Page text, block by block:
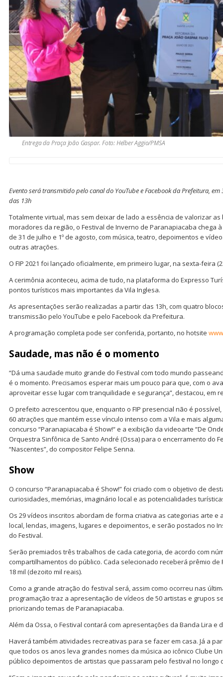
Entrega da Praça João Gaspar. Foto: Helber Aggio/PMSA
Evento será transmitido pelo canal do YouTube e Facebook da Prefeitura,
das 13h
Totalmente virtual, mas sem deixar de lado a essência de valorizar
moradores da região, o Festival de Inverno de Paranapiacaba chega
de 31 de julho e 1º de agosto, com música, teatro, depoimentos e
outras atrações.
O FIP 2021 foi lançado oficialmente, em primeiro lugar, na sexta-feira
A cerimônia aconteceu, acima de tudo, na plataforma do Expresso
pontos turísticos mais importantes da Vila Inglesa.
As apresentações serão realizadas a partir das 13h, com quatro
transmissão pelo YouTube e pelo Facebook da Prefeitura.
A programação completa pode ser conferida, portanto, no hotsite
Saudade, mas não é o momento
“Dá uma saudade muito grande do Festival com todo mundo
é o momento. Precisamos esperar mais um pouco para que, com o
aproveitar esse lugar com tranquilidade e segurança”, destacou, em
O prefeito acrescentou que, enquanto o FIP presencial não é
60 atrações que mantém esse vínculo intenso com a Vila e mais
concurso “Paranapiacaba é Show!“ e a exibição da videoarte “De
Orquestra Sinfônica de Santo André (Ossa) para o encerramento do
“Nascentes”, do compositor Felipe Senna.
Show
O concurso “Paranapiacaba é Show!” foi criado com o objetivo de
curiosidades, memórias, imaginário local e as potencialidades
Os 29 vídeos inscritos abordam de forma criativa as categorias arte e
local, lendas, imagens, lugares e depoimentos, e serão postados no
do Festival.
Serão premiados três trabalhos de cada categoria, de acordo com
compartilhamentos do público. Cada selecionado receberá prêmio de
18 mil (dezoito mil reais).
Como a grande atração do festival será, assim como ocorreu nas
programação traz a apresentação de vídeos de 50 artistas e grupos
priorizando temas de Paranapiacaba.
Além da Ossa, o Festival contará com apresentações da Banda Lira e
Haverá também atividades recreativas para se fazer em casa. Já a
que todos os anos leva grandes nomes da música ao icônico Clube
público depoimentos de artistas que passaram pelo festival no longo